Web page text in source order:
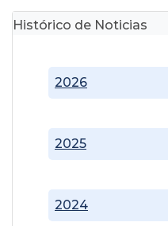
Histórico de Noticias
2024
2025
2026